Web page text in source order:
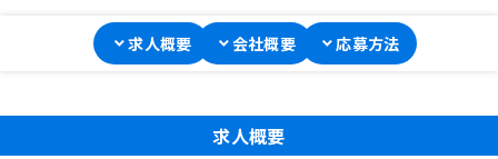
求人概要 会社概要 応募方法
求人概要